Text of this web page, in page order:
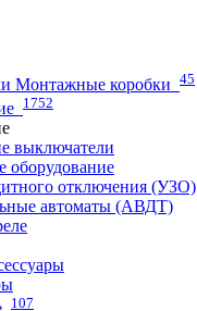
Монтажные коробки 45
1752
выключатели
оборудование
отключения (УЗО)
автоматы (АВДТ)
107